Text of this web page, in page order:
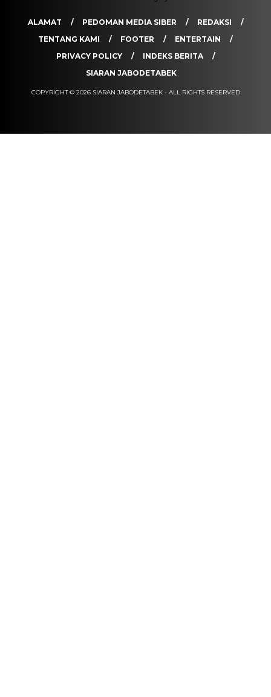
ALAMAT PEDOMAN MEDIA SIBER
REDAKSI
TENTANG KAMI
FOOTER
ENTERTAIN
PRIVACY POLICY
INDEKS BERITA
SIARAN JABODETABEK
COPYRIGHT © 2026 SIARAN JABODETABEK - ALL RIGHTS RESERVED